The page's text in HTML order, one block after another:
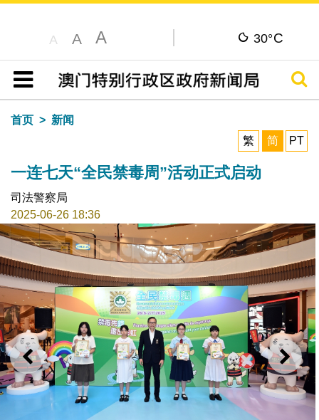
A A A 30°C
目录
搜寻
首页
新闻
繁
简 PT
一连七天“全民禁毒周”活动正式启动
司法警察局
2025-06-26 18:36
上一则 下一